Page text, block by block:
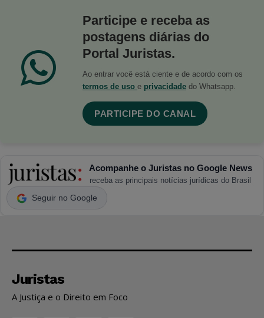
Participe e receba as
postagens diárias do
Portal Juristas.
Ao entrar você está ciente e de acordo com os
termos de uso e privacidade do Whatsapp.
PARTICIPE DO CANAL
Acompanhe o Juristas no Google News
receba as principais notícias jurídicas do Brasil
Seguir no Google
Juristas
A Justiça e o Direito em Foco